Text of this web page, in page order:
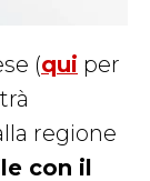
(qui per
regione
con il